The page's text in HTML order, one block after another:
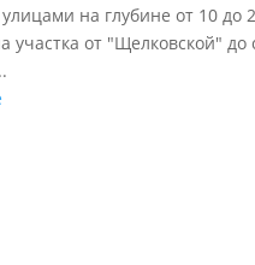
на глубине от 10 до
участка от "Щелковской" до